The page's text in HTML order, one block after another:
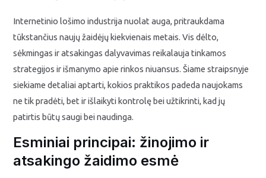
Internetinio lošimo industrija nuolat auga, pritraukdama
tūkstančius naujų žaidėjų kiekvienais metais. Vis dėlto,
sėkmingas ir atsakingas dalyvavimas reikalauja tinkamos
strategijos ir išmanymo apie rinkos niuansus. Šiame straipsnyje
siekiame detaliai aptarti, kokios praktikos padeda naujokams
ne tik pradėti, bet ir išlaikyti kontrolę bei užtikrinti, kad jų
patirtis būtų saugi bei naudinga.
Esminiai principai: žinojimo ir
atsakingo žaidimo esmė